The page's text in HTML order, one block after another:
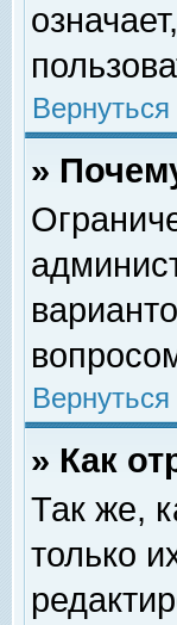
»
» Как
Так же,
только